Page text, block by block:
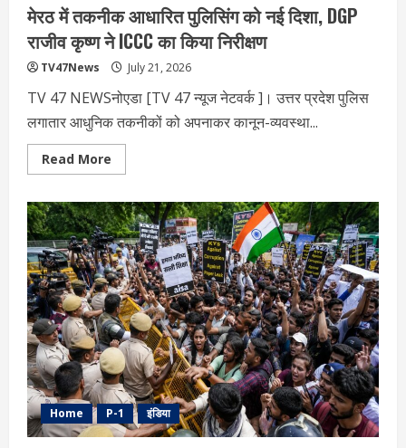
एत‍िहास‍िक
फैसला
मेरठ में तकनीक आधारित पुलिसिंग को नई दिशा, DGP
राजीव कृष्ण ने ICCC का किया निरीक्षण
TV47News July 21, 2026
TV 47 NEWSनोएडा [TV 47 न्‍यूज नेटवर्क ]। उत्तर प्रदेश पुलिस
लगातार आधुनिक तकनीकों को अपनाकर कानून-व्यवस्था...
Read More
more
में
तकनीक
आधारित
पुलिसिंग
को
नई
दिशा,
DGP
राजीव
कृष्ण
ने
ICCC
का
किया
निरीक्षण
Home P-1 इंडिया